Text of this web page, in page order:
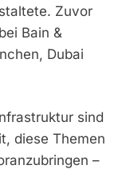
Zuvor
Bain &
Dubai
sind
diese Themen
–